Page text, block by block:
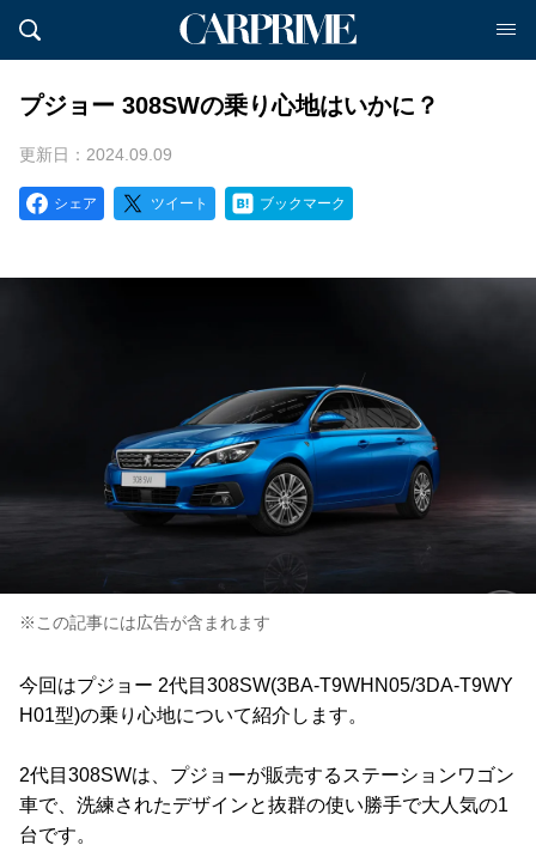
プジョー 308SWの乗り心地はいかに？
更新日：2024.09.09
シェア ツイート ブックマーク
※この記事には広告が含まれます
今回はプジョー 2代目308SW(3BA-T9WHN05/3DA-T9WY
H01型)の乗り心地について紹介します。
2代目308SWは、プジョーが販売するステーションワゴン
車で、洗練されたデザインと抜群の使い勝手で大人気の1
台です。